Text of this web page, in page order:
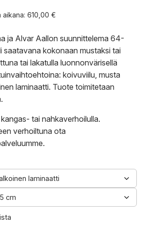
aikana: 610,00 €
ja Alvar Aallon suunnittelema 64-
saatavana kokonaan mustaksi tai
tai lakatulla luonnonvärisellä
koivuviilu, musta
laminaatti. Tuote toimitetaan
tai nahkaverhoilulla.
verhoiltuna ota